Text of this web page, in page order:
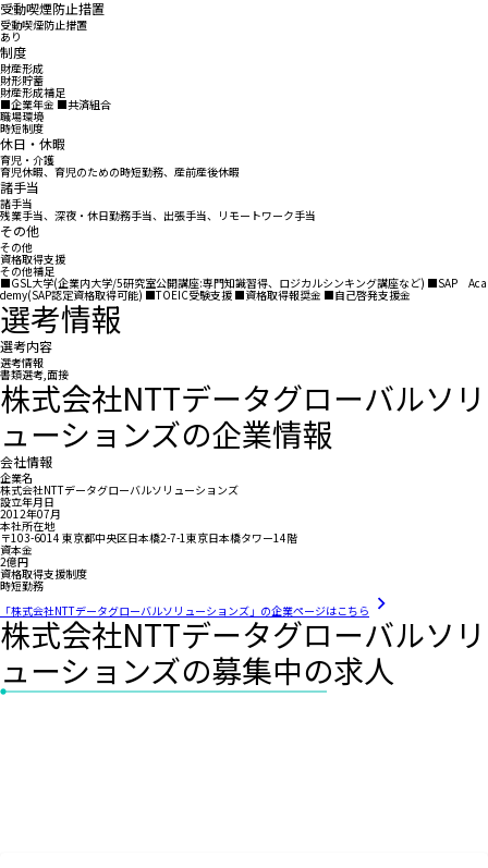
受動喫煙防止措置
受動喫煙防止措置
あり
制度
財産形成
財形貯蓄
財産形成補足
■企業年金 ■共済組合
職場環境
時短制度
休日・休暇
育児・介護
育児休暇、育児のための時短勤務、産前産後休暇
諸手当
諸手当
残業手当、深夜・休日勤務手当、出張手当、リモートワーク手当
その他
その他
資格取得支援
その他補足
■GSL大学(企業内大学/5研究室公開講座:専門知識習得、ロジカルシンキング講座など) ■SAP Aca
demy(SAP認定資格取得可能) ■TOEIC受験支援 ■資格取得報奨金 ■自己啓発支援金
選考情報
選考内容
選考情報
書類選考,面接
株式会社NTTデータグローバルソリ
ューションズの企業情報
会社情報
企業名
株式会社NTTデータグローバルソリューションズ
設立年月日
2012年07月
本社所在地
〒103-6014 東京都中央区日本橋2-7-1東京日本橋タワー14階
資本金
2億円
資格取得支援制度
時短勤務
「株式会社NTTデータグローバルソリューションズ」の企業ページはこちら
株式会社NTTデータグローバルソリ
ューションズの募集中の求人